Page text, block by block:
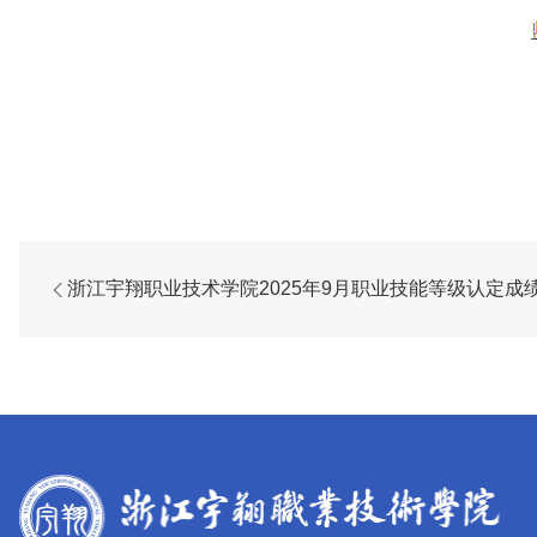
浙江宇翔职业技术学院2025年9月职业技能等级认定成